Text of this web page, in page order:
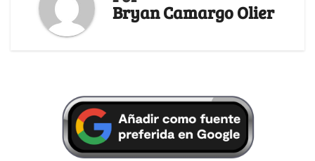
Bryan Camargo Olier